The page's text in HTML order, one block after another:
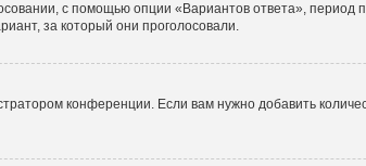
с помощью опции «Вариантов ответа», период
за который они проголосовали.
конференции. Если вам нужно добавить